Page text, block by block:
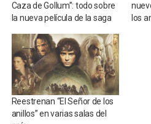
Caza de Gollum”: todo sobre
la nueva película de la saga
los
Reestrenan “El Señor de los
anillos” en varias salas del